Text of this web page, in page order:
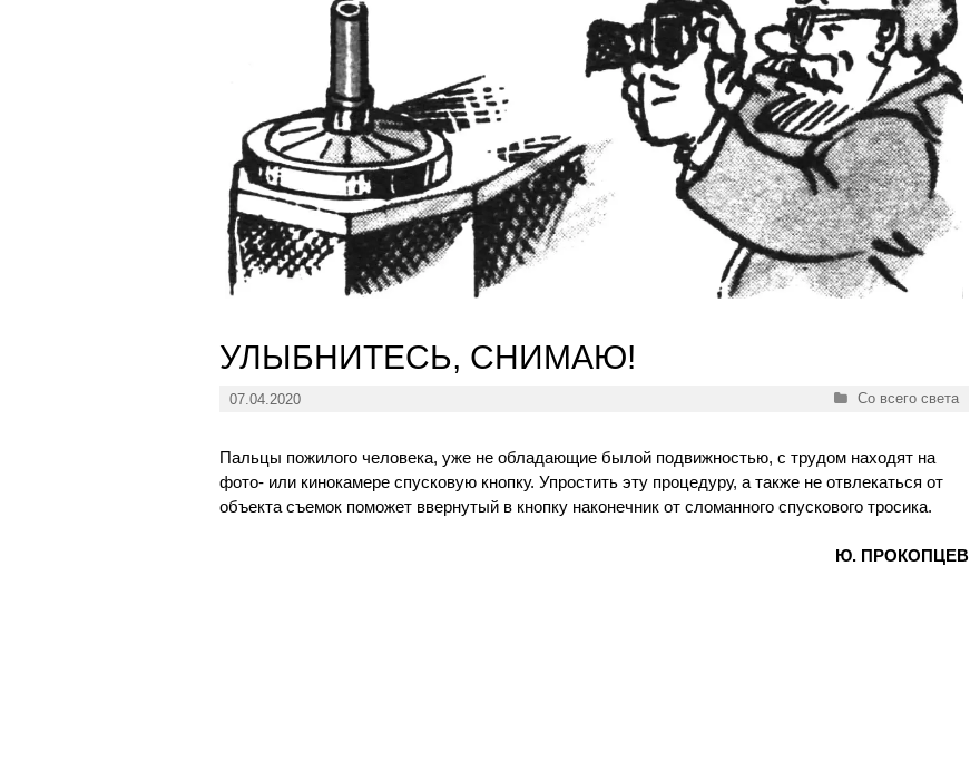
УЛЫБНИТЕСЬ, СНИМАЮ!
07.04.2020 Рубрики
Со всего света
Пальцы пожилого человека, уже не обладающие былой подвижностью, с трудом находят на
фото- или кинокамере спусковую кнопку. Упростить эту процедуру, а также не отвлекаться от
объекта съемок поможет ввернутый в кнопку наконечник от сломанного спускового тросика.
Ю. ПРОКОПЦЕВ